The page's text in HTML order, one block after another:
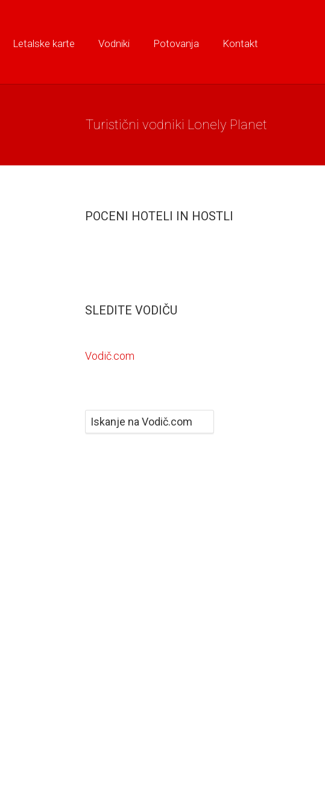
Letalske karte Vodniki Potovanja Kontakt
Turistični vodniki Lonely Planet
POCENI HOTELI IN HOSTLI
SLEDITE VODIČU
Vodič.com